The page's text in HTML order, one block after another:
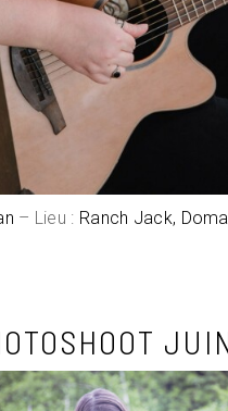
– Lieu : Ranch Jack,